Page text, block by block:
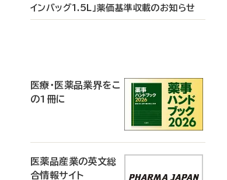
インバッグ1.5L」薬価基準収載のお知らせ
医療・医薬品業界をこ
の1冊に
医薬品産業の英文総
合情報サイト